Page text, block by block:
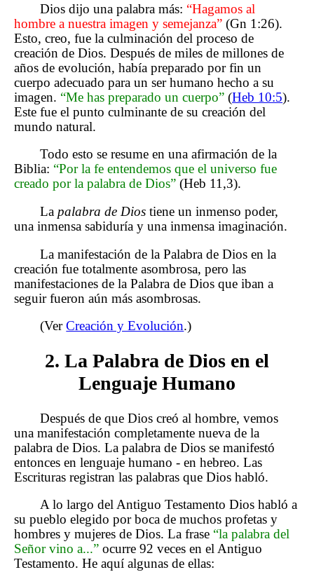
Dios dijo una palabra más: “Hagamos al
hombre a nuestra imagen y semejanza” (Gn 1:26).
Esto, creo, fue la culminación del proceso de
creación de Dios. Después de miles de millones de
años de evolución, había preparado por fin un
cuerpo adecuado para un ser humano hecho a su
imagen. “Me has preparado un cuerpo” (Heb 10:5).
Este fue el punto culminante de su creación del
mundo natural.
Todo esto se resume en una afirmación de la
Biblia: “Por la fe entendemos que el universo fue
creado por la palabra de Dios” (Heb 11,3).
La palabra de Dios tiene un inmenso poder,
una inmensa sabiduría y una inmensa imaginación.
La manifestación de la Palabra de Dios en la
creación fue totalmente asombrosa, pero las
manifestaciones de la Palabra de Dios que iban a
seguir fueron aún más asombrosas.
(VerCreación y Evolución.)
2. La Palabra de Dios en el
Lenguaje Humano
Después de que Dios creó al hombre, vemos
una manifestación completamente nueva de la
palabra de Dios. La palabra de Dios se manifestó
entonces en lenguaje humano - en hebreo. Las
Escrituras registran las palabras que Dios habló.
A lo largo del Antiguo Testamento Dios habló a
su pueblo elegido por boca de muchos profetas y
hombres y mujeres de Dios. La frase “la palabra del
Señor vino a...” ocurre 92 veces en el Antiguo
Testamento. He aquí algunas de ellas: